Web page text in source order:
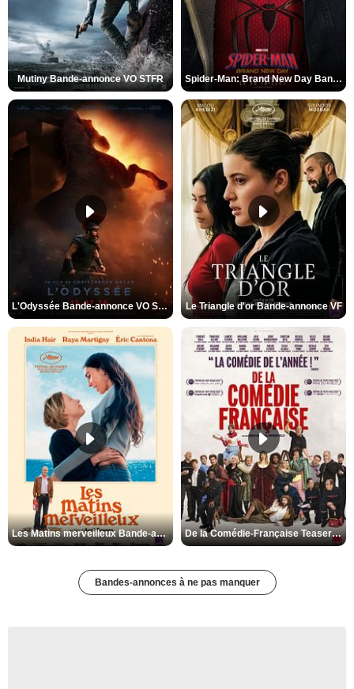
Mutiny Bande-annonce VO STFR Spider-Man: Brand New Day Bande-annonce VO STFR
L'Odyssée Bande-annonce VO STFR Le Triangle d'or Bande-annonce VF
Les Matins merveilleux Bande-annonce VF De la Comédie-Française Teaser VF
Bandes-annonces à ne pas manquer